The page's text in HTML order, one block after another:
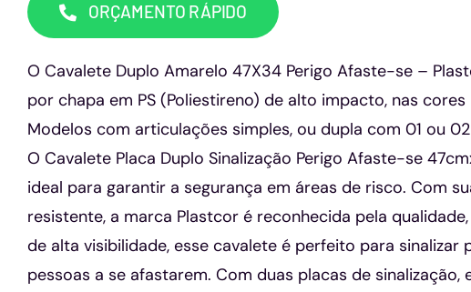
ORÇAMENTO RÁPIDO
O Cavalete Duplo Amarelo 47X34 Perigo Afaste-se –
por chapa em PS (Poliestireno) de alto impacto, nas
Modelos com articulações simples, ou dupla com 01 ou
O Cavalete Placa Duplo Sinalização Perigo Afaste-se
ideal para garantir a segurança em áreas de risco. Com
resistente, a marca Plastcor é reconhecida pela
de alta visibilidade, esse cavalete é perfeito para sinalizar
pessoas a se afastarem. Com duas placas de sinalização,